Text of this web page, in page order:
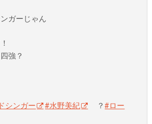
ガーじゃん
強？
シンガー #水野美紀 ？#ロー